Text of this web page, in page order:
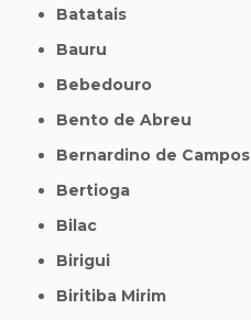
Batatais
Bauru
Bebedouro
Bento de Abreu
Bernardino de Campos
Bertioga
Bilac
Birigui
Biritiba Mirim